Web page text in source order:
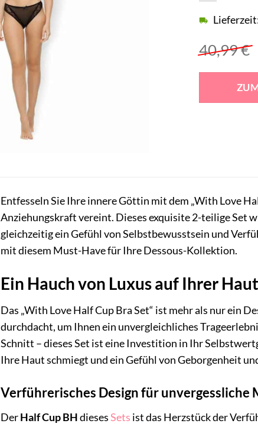
40,99€
Entfesseln Sie Ihre innere Göttin mit dem „With Love
Anziehungskraft vereint. Dieses exquisite 2-teilige Set
gleichzeitig ein Gefühl von Selbstbewusstsein und
mit diesem Must-Have für Ihre Dessous-Kollektion.
Ein Hauch von Luxus auf Ihrer Haut
Das „With Love Half Cup Bra Set“ ist mehr als nur ein
durchdacht, um Ihnen ein unvergleichliches
Schnitt – dieses Set ist eine Investition in Ihr
Ihre Haut schmiegt und ein Gefühl von Geborgenheit
Verführerisches Design für unvergessliche
DerHalf Cup BHdiesesSets ist das Herzstück der